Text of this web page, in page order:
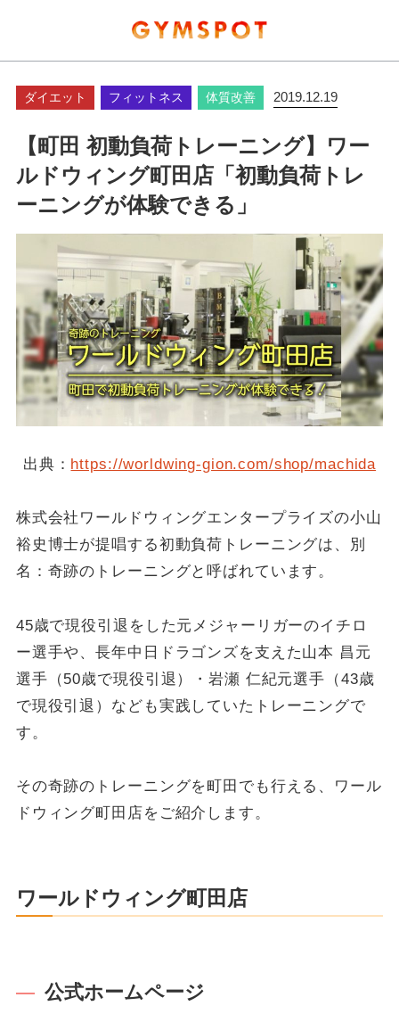
ダイエット フィットネス 体質改善 2019.12.19
【町田 初動負荷トレーニング】ワー
ルドウィング町田店「初動負荷トレ
ーニングが体験できる」
出典： https://worldwing-gion.com/shop/machida
株式会社ワールドウィングエンタープライズの小山
裕史博士が提唱する初動負荷トレーニングは、別
名：奇跡のトレーニングと呼ばれています。
45歳で現役引退をした元メジャーリガーのイチロ
ー選手や、長年中日ドラゴンズを支えた山本 昌元
選手（50歳で現役引退）・岩瀬 仁紀元選手（43歳
で現役引退）なども実践していたトレーニングで
す。
その奇跡のトレーニングを町田でも行える、ワール
ドウィング町田店をご紹介します。
ワールドウィング町田店
公式ホームページ